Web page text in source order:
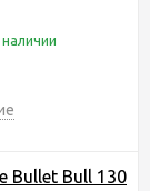
Bullet Bull 130